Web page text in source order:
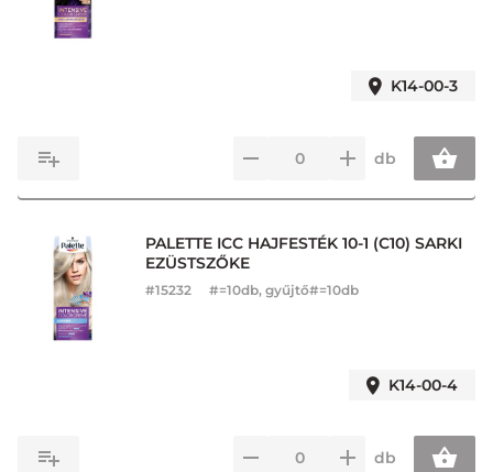
K14-00-3
db
PALETTE ICC HAJFESTÉK 10-1 (C10) SARKI
EZÜSTSZŐKE
#15232 #=10db, gyűjtő#=10db
K14-00-4
db